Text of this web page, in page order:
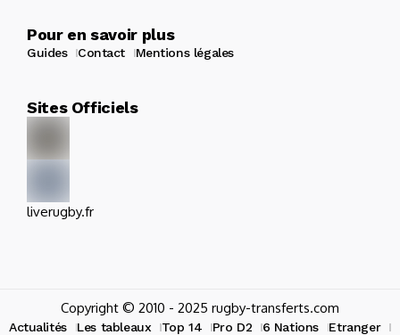
Pour en savoir plus
Guides Contact Mentions légales
Sites Officiels
liverugby.fr
Copyright © 2010 - 2025 rugby-transferts.com
Actualités Les tableaux Top 14 Pro D2 6 Nations Etranger